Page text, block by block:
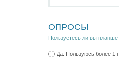
ОПРОСЫ
Пользуетесь ли вы
Да. Пользуюсь более 1